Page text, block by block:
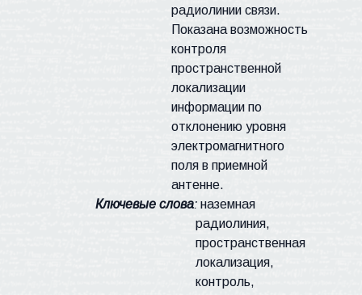
радиолинии связи.
Показана возможность
контроля
пространственной
локализации
информациипо
отклонению уровня
электромагнитного
поля в приемной
антенне.
Ключевые слова:наземная
радиолиния,
пространственная
локализация,
контроль,